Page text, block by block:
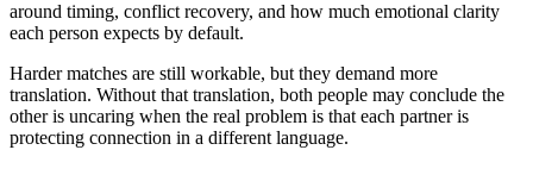
around timing, conflict recovery, and how much emotional clarity
each person expects by default.
Harder matches are still workable, but they demand more
translation. Without that translation, both people may conclude the
other is uncaring when the real problem is that each partner is
protecting connection in a different language.